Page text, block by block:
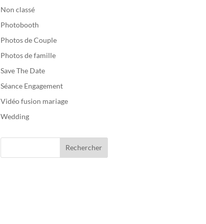
Non classé
Photobooth
Photos de Couple
Photos de famille
Save The Date
Séance Engagement
Vidéo fusion mariage
Wedding